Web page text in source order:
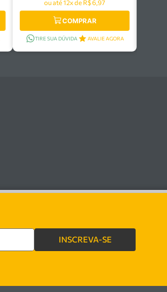
ou até 12x de R$ 6,97
COMPRAR
TIRE SUA DÚVIDA AVALIE AGORA
INSCREVA-SE